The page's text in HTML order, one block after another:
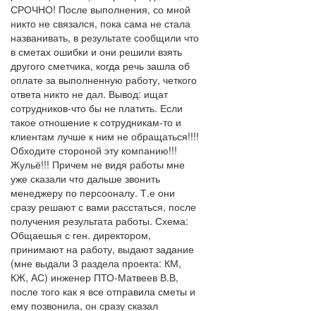
СРОЧНО! После выполнения, со мной
никто не связался, пока сама не стала
названивать, в результате сообщили что
в сметах ошибки и они решили взять
другого сметчика, когда речь зашла об
оплате за выполненную работу, четкого
ответа никто не дал. Вывод: ищат
сотрудников-что бы не платить. Если
такое отношение к сотрудникам-то и
клиентам лучше к ним не обращаться!!!!
Обходите стороной эту компанию!!!
Жульё!!! Причем не видя работы мне
уже сказали что дальше звонить
менеджеру по персооналу. Т.е они
сразу решают с вами расстаться, после
получения результата работы. Схема:
Общаешья с ген. директором,
принимают на работу, выдают задание
(мне выдали 3 раздела проекта: КМ,
КЖ, АС) инженер ПТО-Матвеев В.В,
после того как я все отправила сметы и
ему позвонила, он сразу сказал